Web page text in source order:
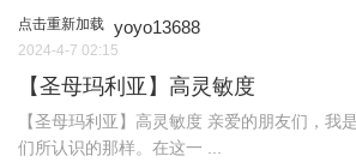
点击重新加载 yoyo13688
2024-4-7 02:15
【圣母玛利亚】高灵敏度
【圣母玛利亚】高灵敏度 亲爱的朋友们，我
们所认识的那样。在这一 ...